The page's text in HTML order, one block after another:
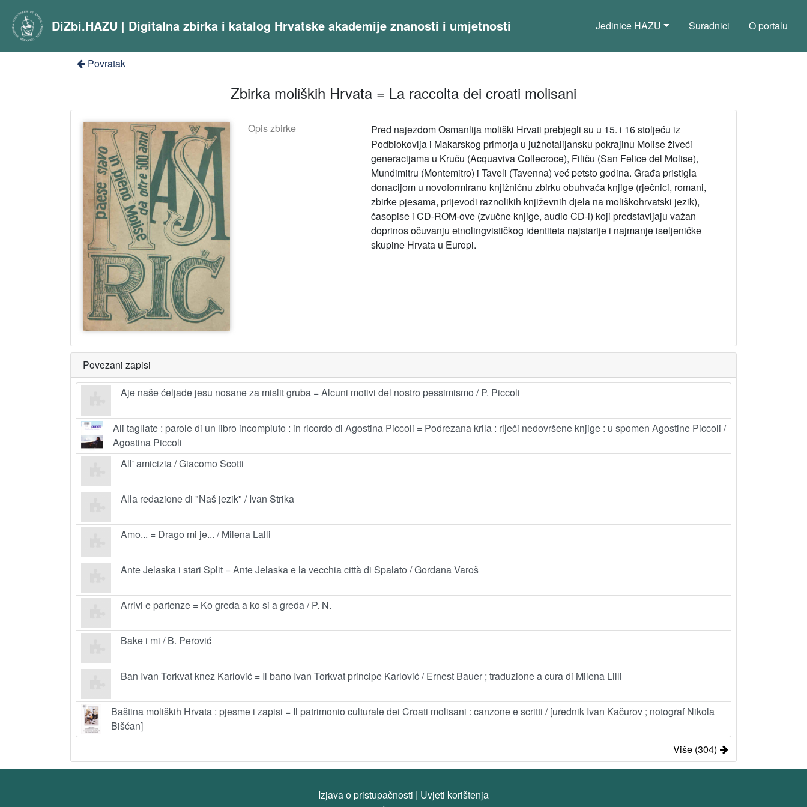
DiZbi.HAZU | Digitalna zbirka i katalog Hrvatske akademije znanosti i umjetnosti Jedinice HAZU Suradnici O portalu
Povratak
Zbirka moliških Hrvata = La raccolta dei croati molisani
Opis zbirke
Pred najezdom Osmanlija moliški Hrvati prebjegli su u 15. i 16 stoljeću iz
Podbiokovlja i Makarskog primorja u južnotalijansku pokrajinu Molise živeći
generacijama u Kruču (Acquaviva Collecroce), Filiču (San Felice del Molise),
Mundimitru (Montemitro) i Taveli (Tavenna) već petsto godina. Građa pristigla
donacijom u novoformiranu knjižničnu zbirku obuhvaća knjige (rječnici, romani,
zbirke pjesama, prijevodi raznolikih književnih djela na moliškohrvatski jezik),
časopise i CD-ROM-ove (zvučne knjige, audio CD-i) koji predstavljaju važan
doprinos očuvanju etnolingvističkog identiteta najstarije i najmanje iseljeničke
skupine Hrvata u Europi.
Povezani zapisi
Aje naše ćeljade jesu nosane za mislit gruba = Alcuni motivi del nostro pessimismo / P. Piccoli
Ali tagliate : parole di un libro incompiuto : in ricordo di Agostina Piccoli = Podrezana krila : riječi nedovršene knjige : u spomen Agostine Piccoli /
Agostina Piccoli
All' amicizia / Giacomo Scotti
Alla redazione di "Naš jezik" / Ivan Strika
Amo... = Drago mi je... / Milena Lalli
Ante Jelaska i stari Split = Ante Jelaska e la vecchia città di Spalato / Gordana Varoš
Arrivi e partenze = Ko greda a ko si a greda / P. N.
Bake i mi / B. Perović
Ban Ivan Torkvat knez Karlović = Il bano Ivan Torkvat principe Karlović / Ernest Bauer ; traduzione a cura di Milena Lilli
Baština moliških Hrvata : pjesme i zapisi = Il patrimonio culturale dei Croati molisani : canzone e scritti / [urednik Ivan Kačurov ; notograf Nikola
Bišćan]
Više (304)
Izjava o pristupačnosti | Uvjeti korištenja